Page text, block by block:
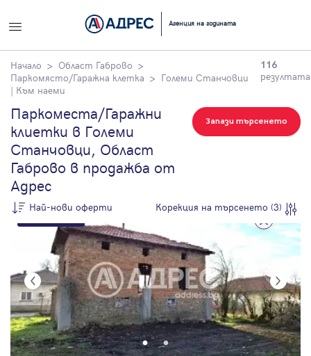
Агенция на годината
Начало Резултати от търсене
Начало
Област Габрово
Паркомясто/Гаражна клетка
Големи Станчовци
| Към наеми
116
резултата
Паркоместа/Гаражни
клиетки в Големи
Станчовци, Област
Габрово в продажба от
Адрес
Запази търсенето
Най-нови оферти
По цена
Най-нови
оферти
Цена на кв.м.
С намалена
цена
Корекция на търсенето (3)
Успех!
Благодарим ви!
Проверете имейл
адрес си, за да
регистрацията.
Успех!
Благодарим ви!
Очаквайте скоро да
се свържем с вас!
Вход
Влезте с профила си, за да разгледате повече снимки и да
получите по-подробна информация.
Продължи с Facebook
Продължи с Google
Парола